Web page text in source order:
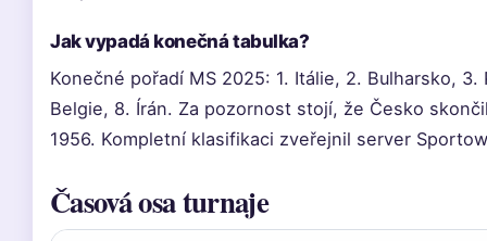
Jak vypadá konečná tabulka?
Konečné pořadí MS 2025: 1. Itálie, 2. Bulharsko,
Belgie, 8. Írán. Za pozornost stojí, že Česko
1956. Kompletní klasifikaci zveřejnil server
Časová osa turnaje